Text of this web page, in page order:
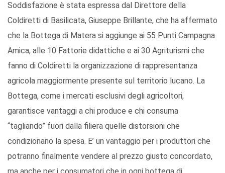
Soddisfazione è stata espressa dal Direttore della
Coldiretti di Basilicata, Giuseppe Brillante, che ha affermato
che la Bottega di Matera si aggiunge ai 55 Punti Campagna
Amica, alle 10 Fattorie didattiche e ai 30 Agriturismi che
fanno di Coldiretti la organizzazione di rappresentanza
agricola maggiormente presente sul territorio lucano. La
Bottega, come i mercati esclusivi degli agricoltori,
garantisce vantaggi a chi produce e chi consuma
“tagliando” fuori dalla filiera quelle distorsioni che
condizionano la spesa. E’ un vantaggio per i produttori che
potranno finalmente vendere al prezzo giusto concordato,